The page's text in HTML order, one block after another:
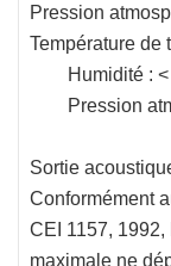
Pression
Température de
Humidité : <
Pression
Sortie
Conformément
CEI 1157,
maximale ne